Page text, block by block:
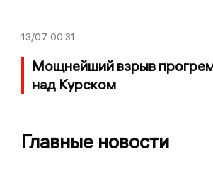
13/07 00:31
Мощнейший взрыв
над Курском
Главные новости